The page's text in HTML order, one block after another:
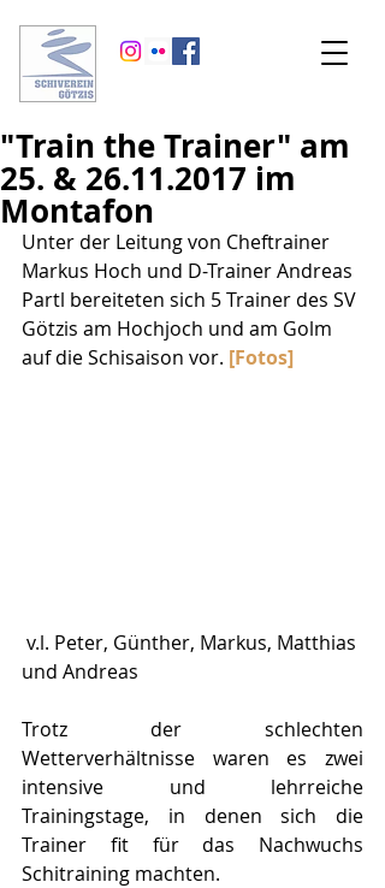
"Train the Trainer" am
25. & 26.11.2017 im
Montafon
Unter der Leitung von Cheftrainer
Markus Hoch und D-Trainer Andreas
Partl bereiteten sich 5 Trainer des SV
Götzis am Hochjoch und am Golm
auf die Schisaison vor. [Fotos]
und Andreas
Trotz der schlechten
Wetterverhältnisse waren es zwei
intensive und lehrreiche
Trainingstage, in denen sich die
Trainer fit für das Nachwuchs
Schitraining machten.